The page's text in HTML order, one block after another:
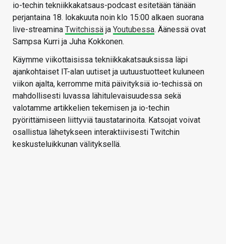
io-techin tekniikkakatsaus-podcast esitetään tänään
perjantaina 18. lokakuuta noin klo 15:00 alkaen suorana
live-streamina Twitchissä ja Youtubessa. Äänessä ovat
Sampsa Kurri ja Juha Kokkonen.
Käymme viikottaisissa tekniikkakatsauksissa läpi
ajankohtaiset IT-alan uutiset ja uutuustuotteet kuluneen
viikon ajalta, kerromme mitä päivityksiä io-techissä on
mahdollisesti luvassa lähitulevaisuudessa sekä
valotamme artikkelien tekemisen ja io-techin
pyörittämiseen liittyviä taustatarinoita. Katsojat voivat
osallistua lähetykseen interaktiivisesti Twitchin
keskusteluikkunan välityksellä.